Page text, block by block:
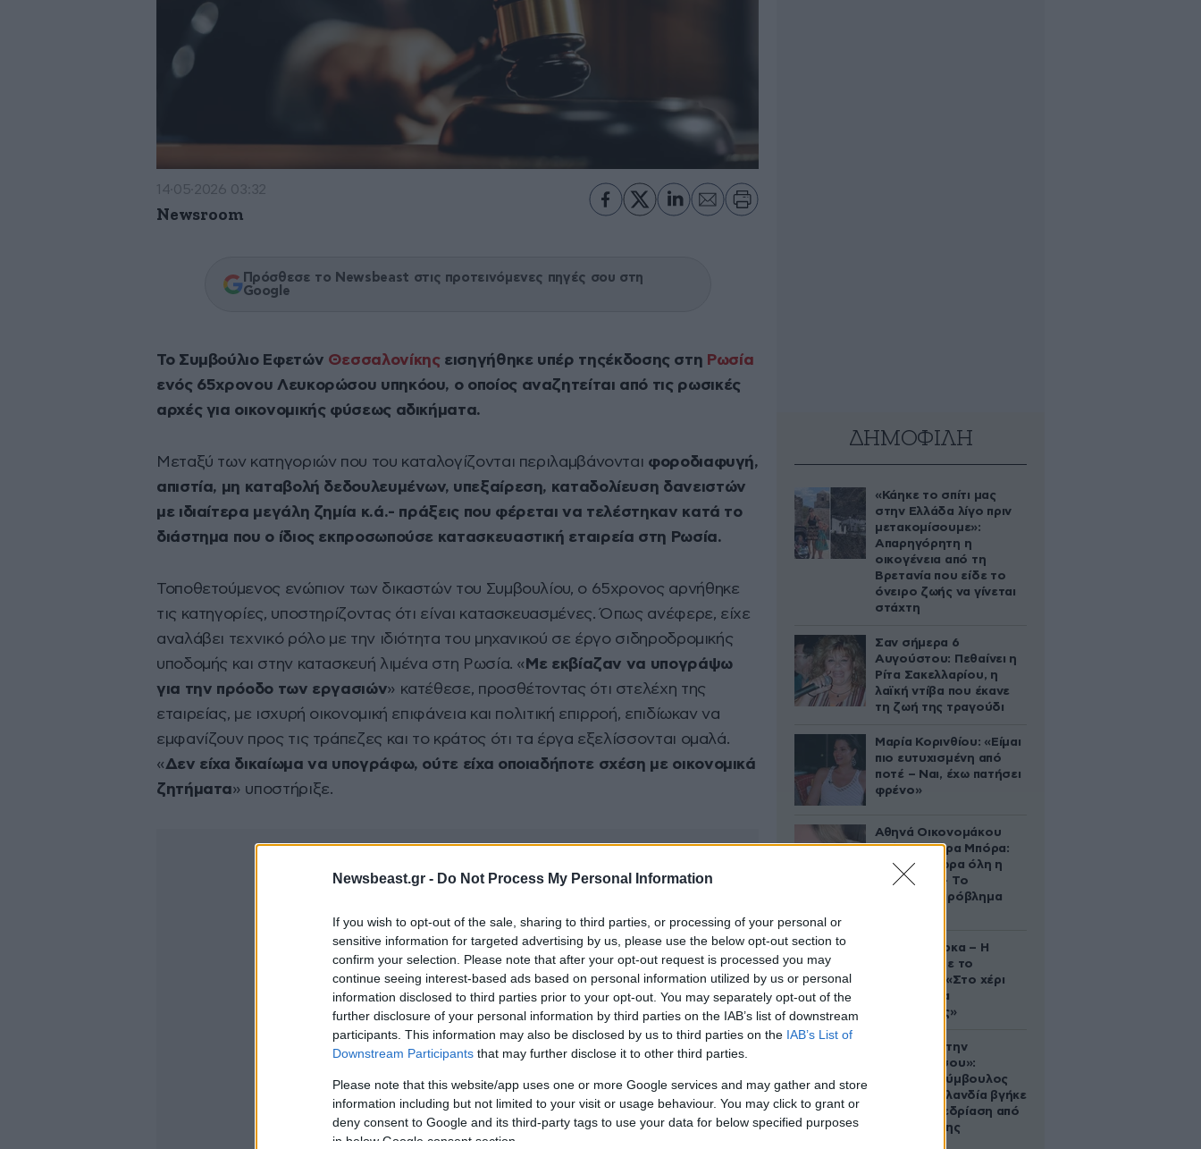
Newsbeast.gr - Do Not Process My Personal Information
If you wish to opt-out of the sale, sharing to third parties, or processing of your personal or
sensitive information for targeted advertising by us, please use the below opt-out section to
confirm your selection. Please note that after your opt-out request is processed you may
continue seeing interest-based ads based on personal information utilized by us or personal
information disclosed to third parties prior to your opt-out. You may separately opt-out of the
further disclosure of your personal information by third parties on the IAB’s list of downstream
participants. This information may also be disclosed by us to third parties on the IAB’s List of
Downstream Participants that may further disclose it to other third parties.
Please note that this website/app uses one or more Google services and may gather and store
information including but not limited to your visit or usage behaviour. You may click to grant or
deny consent to Google and its third-party tags to use your data for below specified purposes
in below Google consent section.
14·05·2026 03:32
Newsroom
Πρόσθεσε το Newsbeast στις προτεινόμενες πηγές σου στη
Google
Το Συμβούλιο Εφετών Θεσσαλονίκηςεισηγήθηκε υπέρ τηςέκδοσης στη Ρωσία
ενός 65χρονου Λευκορώσου υπηκόου, ο οποίος αναζητείται από τις ρωσικές
αρχές για οικονομικής φύσεως αδικήματα.
Μεταξύ των κατηγοριών που του καταλογίζονται περιλαμβάνονται φοροδιαφυγή,
απιστία, μη καταβολή δεδουλευμένων, υπεξαίρεση, καταδολίευση δανειστών
με ιδιαίτερα μεγάλη ζημία κ.ά.- πράξεις που φέρεται να τελέστηκαν κατά το
διάστημα που ο ίδιος εκπροσωπούσε κατασκευαστική εταιρεία στη Ρωσία.
Τοποθετούμενος ενώπιον των δικαστών του Συμβουλίου, ο 65χρονος αρνήθηκε
τις κατηγορίες, υποστηρίζοντας ότι είναι κατασκευασμένες. Όπως ανέφερε, είχε
αναλάβει τεχνικό ρόλο με την ιδιότητα του μηχανικού σε έργο σιδηροδρομικής
υποδομής και στην κατασκευή λιμένα στη Ρωσία. « Με εκβίαζαν να υπογράψω
για την πρόοδο των εργασιών» κατέθεσε, προσθέτοντας ότι στελέχη της
εταιρείας, με ισχυρή οικονομική επιφάνεια και πολιτική επιρροή, επιδίωκαν να
εμφανίζουν προς τις τράπεζες και το κράτος ότι τα έργα εξελίσσονται ομαλά.
«Δεν είχα δικαίωμα να υπογράφω, ούτε είχα οποιαδήποτε σχέση με οικονομικά
ζητήματα» υποστήριξε.
ΔΗΜΟΦΙΛΗ
«Κάηκε το σπίτι μας
στην Ελλάδα λίγο πριν
μετακομίσουμε»:
Απαρηγόρητη η
οικογένεια από τη
Βρετανία που είδε το
όνειρο ζωής να γίνεται
στάχτη
Σαν σήμερα 6
Αυγούστου: Πεθαίνει η
Ρίτα Σακελλαρίου, η
λαϊκή ντίβα που έκανε
τη ζωή της τραγούδι
Μαρία Κορινθίου: «Είμαι
πιο ευτυχισμένη από
ποτέ – Ναι, έχω πατήσει
φρένο»
Αθηνά Οικονομάκου
από τα Μπόρα Μπόρα:
«Έσκασε τώρα όλη η
κούραση» – Το
απρόοπτο πρόβλημα
Δανάη Μπάρκα – Η
ανάρτηση με το
σάντουιτς: «Στο χέρι
σου είναι να
αδυνατίσεις»
«Βλέπουμε την
μπουγάδα σου»:
Δημοτική σύμβουλος
στη Νέα Ζηλανδία βγήκε
live σε συνεδρίαση από
το μπάνιο της